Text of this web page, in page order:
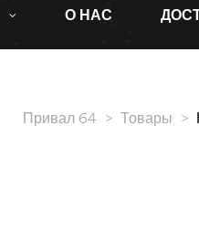
О НАС
Привал 64 > Товары >